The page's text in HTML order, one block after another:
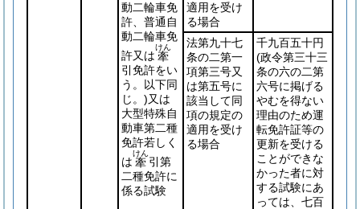
動二輪車免
許、普通自
動二輪車免
許又は 牽
けん
引免許をい
う。以下同
じ。)又は
大型特殊自
動車第二種
免許若しく
は 牽
けん
引第
二種免許に
係る試験
適用を受け
る場合
法第九十七
条の二第一
項第三号又
は第五号に
該当して同
項の規定の
適用を受け
る場合
千九百五十円
(政令第三十三
条の六の二第
六号に掲げる
やむを得ない
理由のため運
転免許証等の
更新を受ける
ことができな
かった者に対
する試験にあ
っては、七百